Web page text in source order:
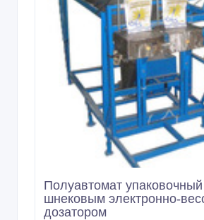
Полуавтомат
шнековым электронно-
дозатором